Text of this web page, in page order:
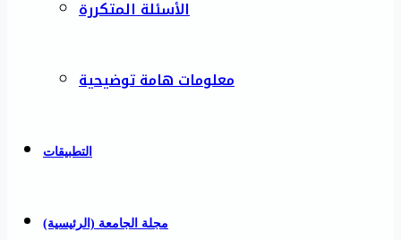
الأسئلة المتكررة
معلومات هامة توضيحية
التطبيقات
مجلة الجامعة (الرئيسية)